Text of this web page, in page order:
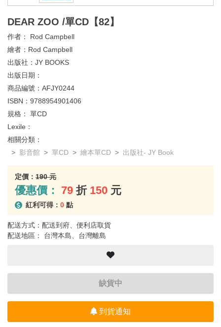
DEAR ZOO /單CD【82】
作者： Rod Campbell
繪者： Rod Campbell
出版社： JY BOOKS
出版日期：
商品編號： AFJY0244
ISBN： 9788954901406
規格： 單CD
Lexile：
相關分類：
影音館
單CD 繪本單CD 出版社- JY Book
定價： 190 元
優惠價： 79 折 150 元
紅利可得： 0 點
配送方式：配送到府、便利店取貨
配送地區： 台灣本島、台灣離島
缺貨中
到貨通知